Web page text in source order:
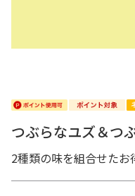
つぶらなユズ＆つ
2種類の味を組合せたお